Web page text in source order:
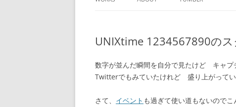
UNIXtime 1234567890のス
数字が並んだ瞬間を自分で見たけど キャプ
Twitterでもみていたけれど 盛り上がってい
さて、 イベント も過ぎて使い道もないので